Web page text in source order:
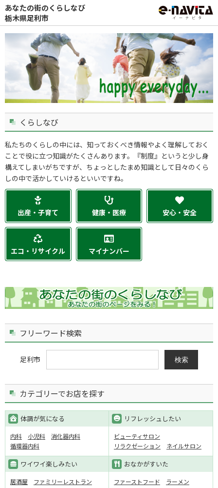
あなたの街のくらしなび
栃木県足利市
くらしなび
私たちのくらしの中には、知っておくべき情報やよく理解しておく
ことで役に立つ知識がたくさんあります。『制度』というと少し身
構えてしまいがちですが、ちょっとしたまめ知識として日々のくら
しの中で活かしていけるといいですね。
出産・子育て 健康・医療 安心・安全
エコ・リサイクル マイナンバー
フリーワード検索
足利市 検索
カテゴリーでお店を探す
体調が気になる
内科 小児科
消化器内科
循環器内科
リフレッシュしたい
ビューティサロン
リラクゼーション
ネイルサロン
ワイワイ楽しみたい
居酒屋
ファミリーレストラン
おなかがすいた
ファーストフード
ラーメン